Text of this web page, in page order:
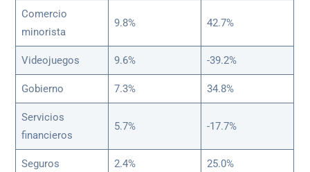
Comercio
minorista
9.8% 42.7%
Videojuegos 9.6% -39.2%
Gobierno 7.3% 34.8%
Servicios
financieros
5.7% -17.7%
Seguros 2.4% 25.0%